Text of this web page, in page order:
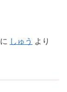
に しゅう より